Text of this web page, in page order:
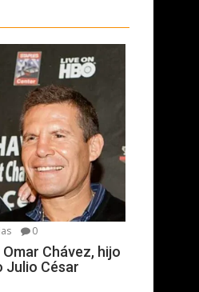
0
Chávez, hijo
Julio César